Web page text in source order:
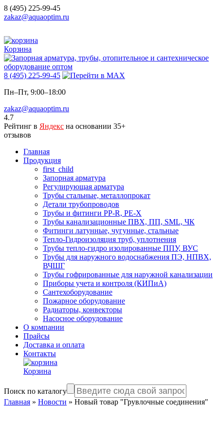
8 (495) 225-99-45
zakaz@aquaoptim.ru
Корзина
8 (495) 225-99-45
Пн–Пт, 9:00–18:00
zakaz@aquaoptim.ru
4.7
Рейтинг в Яндекс на основании 35+
отзывов
Главная
Продукция
first_child
Запорная арматура
Регулирующая арматура
Трубы стальные, металлопрокат
Детали трубопроводов
Трубы и фитинги PP-R, PE-X
Трубы канализационные ПВХ, ПП, SML, ЧК
Фитинги латунные, чугунные, стальные
Тепло-Гидроизоляция труб, уплотнения
Трубы тепло-гидро изолированные ППУ, ВУС
Трубы для наружного водоснабжения ПЭ, НПВХ,
ВЧШГ
Трубы гофрированные для наружной канализации
Приборы учета и контроля (КИПиА)
Сантехоборудование
Пожарное оборудование
Радиаторы, конвекторы
Насосное оборудование
О компании
Прайсы
Доставка и оплата
Контакты
Корзина
Поиск по каталогу
Главная » Новости » Новый товар "Грувлочные соединения"